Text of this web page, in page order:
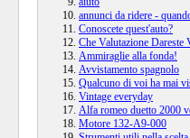
annunci da ridere -
Conoscete quest'auto?
Che Valutazione Dareste
Ammiraglie alla fonda!
Avvistamento spagnolo
Qualcuno di voi ha mai
Vintage everyday
Alfa romeo duetto 2000
Motore 132-A9-000